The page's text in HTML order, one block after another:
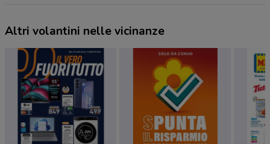
Altri volantini nelle vicinanze